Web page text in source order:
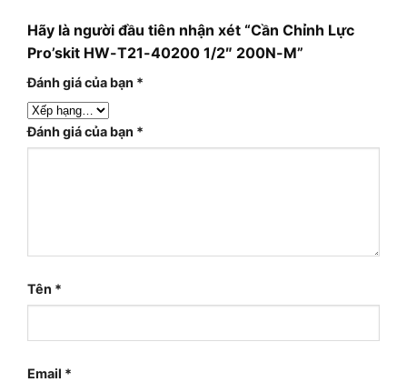
Hãy là người đầu tiên nhận xét “Cần Chỉnh Lực
Pro’skit HW-T21-40200 1/2″ 200N-M”
Đánh giá của bạn *
Đánh giá của bạn *
Tên *
Email *